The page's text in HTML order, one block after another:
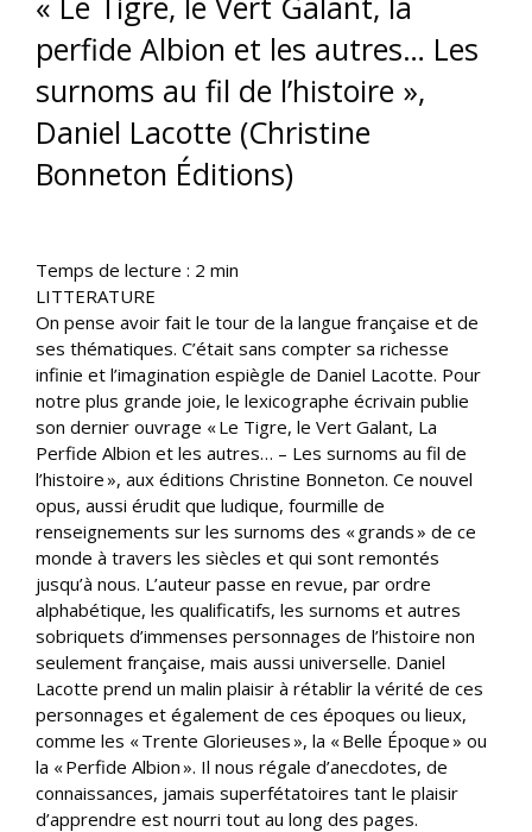
perfide Albion et les autres… Les
surnoms au fil de l’histoire »,
Daniel Lacotte (Christine
Bonneton Éditions)
Temps de lecture : 2 min
LITTERATURE
On pense avoir fait le tour de la langue française et de
ses thématiques. C’était sans compter sa richesse
infinie et l’imagination espiègle de Daniel Lacotte. Pour
notre plus grande joie, le lexicographe écrivain publie
son dernier ouvrage « Le Tigre, le Vert Galant, La
Perfide Albion et les autres… – Les surnoms au fil de
l’histoire », aux éditions Christine Bonneton. Ce nouvel
opus, aussi érudit que ludique, fourmille de
renseignements sur les surnoms des « grands » de ce
monde à travers les siècles et qui sont remontés
jusqu’à nous. L’auteur passe en revue, par ordre
alphabétique, les qualificatifs, les surnoms et autres
sobriquets d’immenses personnages de l’histoire non
seulement française, mais aussi universelle. Daniel
Lacotte prend un malin plaisir à rétablir la vérité de ces
personnages et également de ces époques ou lieux,
comme les « Trente Glorieuses », la « Belle Époque » ou
la « Perfide Albion ». Il nous régale d’anecdotes, de
connaissances, jamais superfétatoires tant le plaisir
d’apprendre est nourri tout au long des pages.